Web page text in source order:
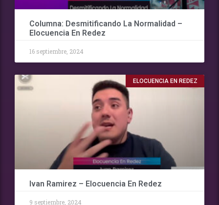
Columna: Desmitificando La Normalidad –
Elocuencia En Redez
16 septiembre, 2024
ELOCUENCIA EN REDEZ
Ivan Ramirez – Elocuencia En Redez
9 septiembre, 2024